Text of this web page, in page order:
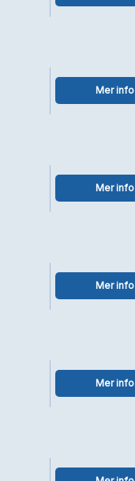
Mer info
Mer info
Mer info
Mer info